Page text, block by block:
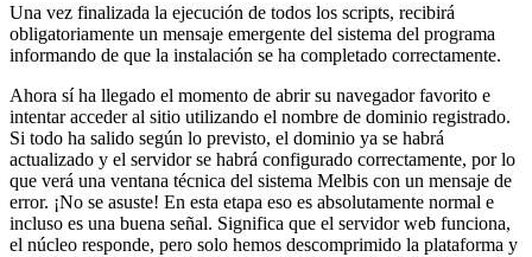
Una vez finalizada la ejecución de todos los scripts, recibirá
obligatoriamente un mensaje emergente del sistema del programa
informando de que la instalación se ha completado correctamente.
Ahora sí ha llegado el momento de abrir su navegador favorito e
intentar acceder al sitio utilizando el nombre de dominio registrado.
Si todo ha salido según lo previsto, el dominio ya se habrá
actualizado y el servidor se habrá configurado correctamente, por lo
que verá una ventana técnica del sistema Melbis con un mensaje de
error. ¡No se asuste! En esta etapa eso es absolutamente normal e
incluso es una buena señal. Significa que el servidor web funciona,
el núcleo responde, pero solo hemos descomprimido la plataforma y